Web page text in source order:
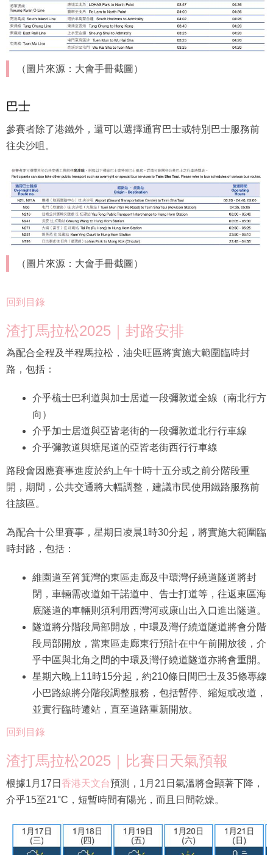
（圖片來源：大會手冊截圖）
巴士
參賽者除了港鐵外，還可以選擇通宵巴士或特別巴士服務前
往尖沙咀。
（圖片來源：大會手冊截圖）
回到目錄
渣打馬拉松2025｜封路安排
為配合全程及半程馬拉松，油尖旺區將實施大範圍臨時封
路，包括：
介乎梳士巴利道與加士居道一段彌敦道全線（南北行方
向）
介乎加士居道與亞皆老街的一段彌敦道北行行車線
介乎彌敦道與塘尾道的亞皆老街西行行車線
路段會因應賽事進度於約上午十時十五分或之前分階段重
開，期間，公共交通將大幅調整，建議市民使用鐵路服務前
往該區。
為配合十公里賽事，星期日凌晨1時30分起，將實施大範圍臨
時封路，包括：
維園道至筲箕灣的東區走廊及中環灣仔繞道隧道將封
閉，車輛需改道如干諾道中、告士打道等，往返東區海
底隧道的車輛則須利用西灣河或康山出入口進出隧道。
隧道將分階段局部開放，中環及灣仔繞道隧道將會分階
段局部開放，當東區走廊東行預計在中午前開放後，介
乎中區與北角之間的中環及灣仔繞道隧道亦將會重開。
星期六晚上11時15分起，約210條日間巴士及35條專線
小巴路線將分階段調整服務，包括暫停、縮短或改道，
並實行臨時遷站，直至道路重新開放。
回到目錄
渣打馬拉松2025｜比賽日天氣預報
根據1月17日 香港天文台預測，1月21日氣溫將會顯著下降，
介乎15至21°C，短暫時間有陽光，而且日間乾燥。